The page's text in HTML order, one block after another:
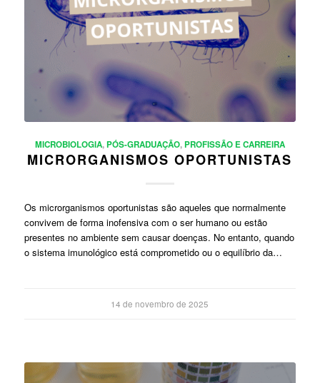
MICROBIOLOGIA,PÓS-GRADUAÇÃO,PROFISSÃO E CARREIRA
MICRORGANISMOS OPORTUNISTAS
Os microrganismos oportunistas são aqueles que normalmente
convivem de forma inofensiva com o ser humano ou estão
presentes no ambiente sem causar doenças. No entanto, quando
o sistema imunológico está comprometido ou o equilíbrio da…
14 de novembro de 2025